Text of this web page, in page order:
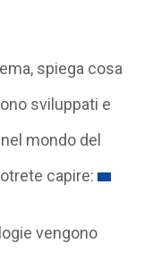
spiega cosa
sviluppati e
mondo del
capire:
vengono